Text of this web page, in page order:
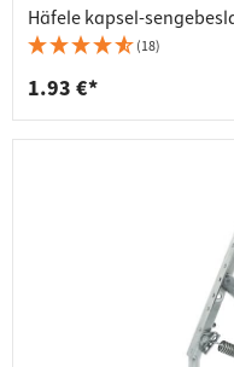
Häfele kapsel-
(18)
1.93 €*